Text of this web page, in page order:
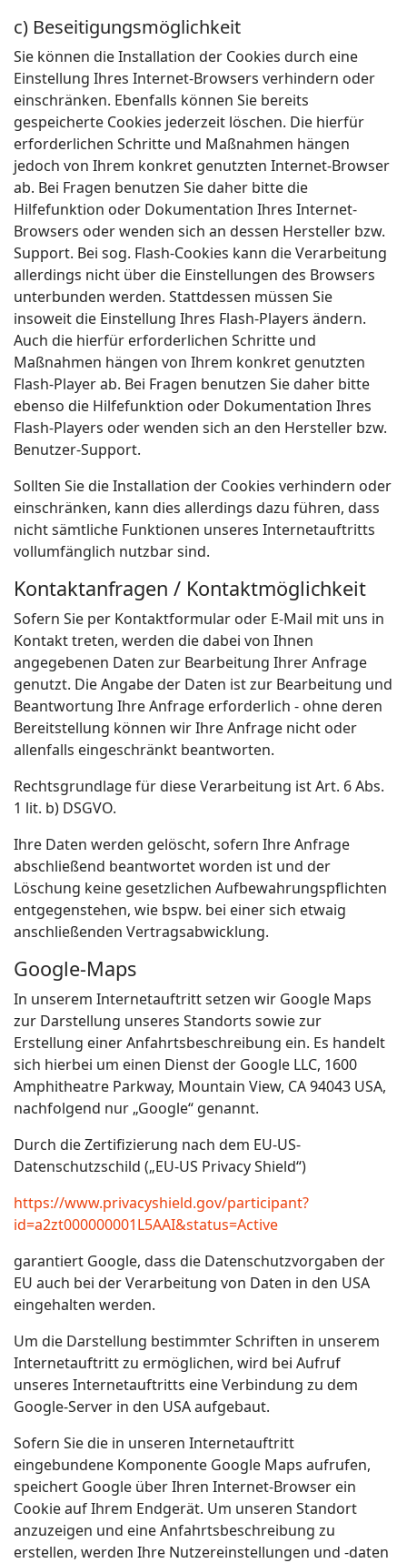
c) Beseitigungsmöglichkeit
Sie können die Installation der Cookies durch eine
Einstellung Ihres Internet-Browsers verhindern oder
einschränken. Ebenfalls können Sie bereits
gespeicherte Cookies jederzeit löschen. Die hierfür
erforderlichen Schritte und Maßnahmen hängen
jedoch von Ihrem konkret genutzten Internet-Browser
ab. Bei Fragen benutzen Sie daher bitte die
Hilfefunktion oder Dokumentation Ihres Internet-
Browsers oder wenden sich an dessen Hersteller bzw.
Support. Bei sog. Flash-Cookies kann die Verarbeitung
allerdings nicht über die Einstellungen des Browsers
unterbunden werden. Stattdessen müssen Sie
insoweit die Einstellung Ihres Flash-Players ändern.
Auch die hierfür erforderlichen Schritte und
Maßnahmen hängen von Ihrem konkret genutzten
Flash-Player ab. Bei Fragen benutzen Sie daher bitte
ebenso die Hilfefunktion oder Dokumentation Ihres
Flash-Players oder wenden sich an den Hersteller bzw.
Benutzer-Support.
Sollten Sie die Installation der Cookies verhindern oder
einschränken, kann dies allerdings dazu führen, dass
nicht sämtliche Funktionen unseres Internetauftritts
vollumfänglich nutzbar sind.
Kontaktanfragen / Kontaktmöglichkeit
Sofern Sie per Kontaktformular oder E-Mail mit uns in
Kontakt treten, werden die dabei von Ihnen
angegebenen Daten zur Bearbeitung Ihrer Anfrage
genutzt. Die Angabe der Daten ist zur Bearbeitung und
Beantwortung Ihre Anfrage erforderlich - ohne deren
Bereitstellung können wir Ihre Anfrage nicht oder
allenfalls eingeschränkt beantworten.
Rechtsgrundlage für diese Verarbeitung ist Art. 6 Abs.
1 lit. b) DSGVO.
Ihre Daten werden gelöscht, sofern Ihre Anfrage
abschließend beantwortet worden ist und der
Löschung keine gesetzlichen Aufbewahrungspflichten
entgegenstehen, wie bspw. bei einer sich etwaig
anschließenden Vertragsabwicklung.
Google-Maps
In unserem Internetauftritt setzen wir Google Maps
zur Darstellung unseres Standorts sowie zur
Erstellung einer Anfahrtsbeschreibung ein. Es handelt
sich hierbei um einen Dienst der Google LLC, 1600
Amphitheatre Parkway, Mountain View, CA 94043 USA,
nachfolgend nur „Google“ genannt.
Durch die Zertifizierung nach dem EU-US-
Datenschutzschild („EU-US Privacy Shield“)
https://www.privacyshield.gov/participant?
id=a2zt000000001L5AAI&status=Active
garantiert Google, dass die Datenschutzvorgaben der
EU auch bei der Verarbeitung von Daten in den USA
eingehalten werden.
Um die Darstellung bestimmter Schriften in unserem
Internetauftritt zu ermöglichen, wird bei Aufruf
unseres Internetauftritts eine Verbindung zu dem
Google-Server in den USA aufgebaut.
Sofern Sie die in unseren Internetauftritt
eingebundene Komponente Google Maps aufrufen,
speichert Google über Ihren Internet-Browser ein
Cookie auf Ihrem Endgerät. Um unseren Standort
anzuzeigen und eine Anfahrtsbeschreibung zu
erstellen, werden Ihre Nutzereinstellungen und -daten